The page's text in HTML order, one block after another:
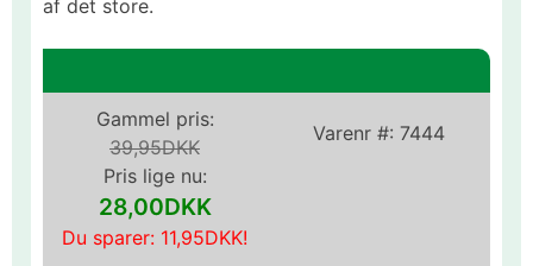
af det store.
Varenr #: 7444
Gammel pris:
39,95DKK
Pris lige nu:
28,00DKK
Du sparer: 11,95DKK!